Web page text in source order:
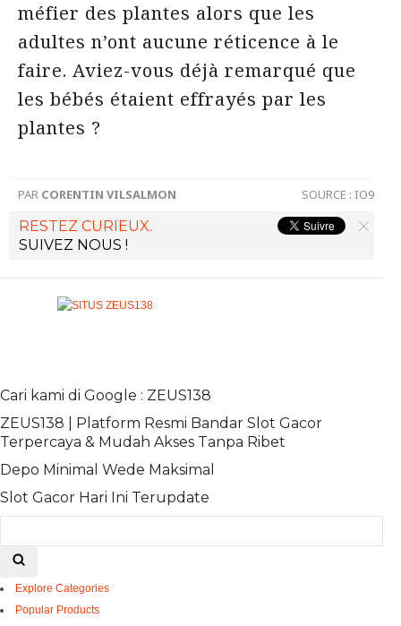
méfier des plantes alors que les
adultes n’ont aucune réticence à le
faire. Aviez-vous déjà remarqué que
les bébés étaient effrayés par les
plantes ?
SOURCE : IO9
PAR CORENTIN VILSALMON
RESTEZ CURIEUX.
SUIVEZ NOUS !
Cari kami di Google : ZEUS138
ZEUS138 | Platform Resmi Bandar Slot Gacor
Terpercaya & Mudah Akses Tanpa Ribet
Depo Minimal Wede Maksimal
Slot Gacor Hari Ini Terupdate
Explore Categories
Popular Products